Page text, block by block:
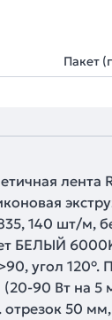
Пакет
лента
140 шт/м,
БЕЛЫЙ
угол 120°.
90 Вт на 5
50